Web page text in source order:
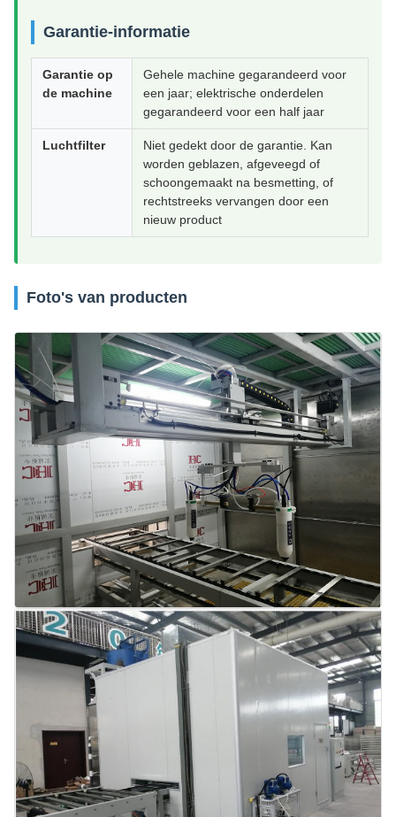
Garantie-informatie
Garantie op
de machine
Gehele machine gegarandeerd voor
een jaar; elektrische onderdelen
gegarandeerd voor een half jaar
Luchtfilter
Niet gedekt door de garantie. Kan
worden geblazen, afgeveegd of
schoongemaakt na besmetting, of
rechtstreeks vervangen door een
nieuw product
Foto's van producten